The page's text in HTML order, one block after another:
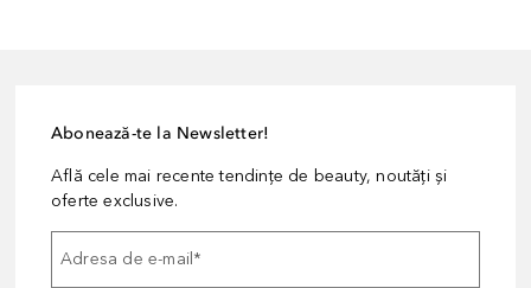
Abonează-te la Newsletter!
Află cele mai recente tendințe de beauty, noutăți și
oferte exclusive.
Adresa de e-mail*